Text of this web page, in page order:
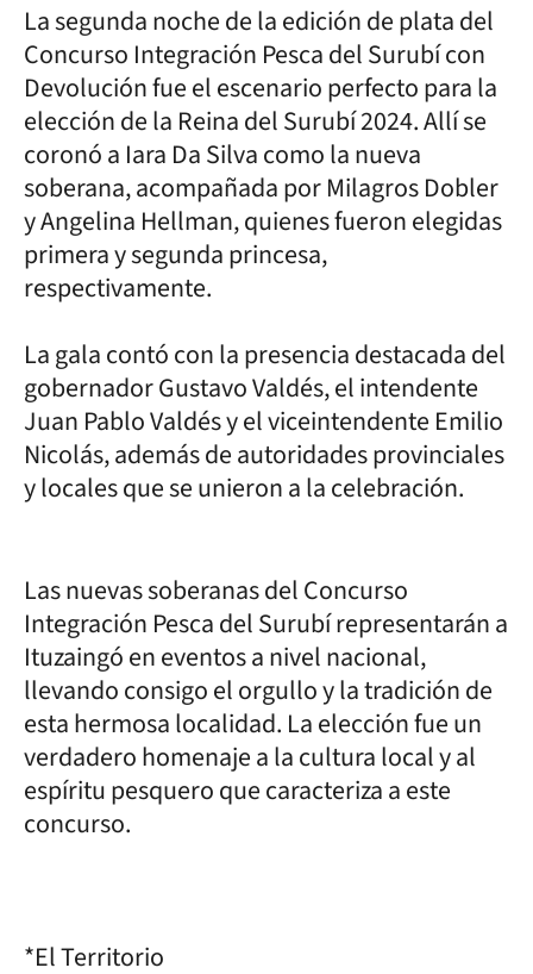
La segunda noche de la edición de plata del
Concurso Integración Pesca del Surubí con
Devolución fue el escenario perfecto para la
elección de la Reina del Surubí 2024. Allí se
coronó a Iara Da Silva como la nueva
soberana, acompañada por Milagros Dobler
y Angelina Hellman, quienes fueron elegidas
primera y segunda princesa,
respectivamente.
La gala contó con la presencia destacada del
gobernador Gustavo Valdés, el intendente
Juan Pablo Valdés y el viceintendente Emilio
Nicolás, además de autoridades provinciales
y locales que se unieron a la celebración.
Las nuevas soberanas del Concurso
Integración Pesca del Surubí representarán a
Ituzaingó en eventos a nivel nacional,
llevando consigo el orgullo y la tradición de
esta hermosa localidad. La elección fue un
verdadero homenaje a la cultura local y al
espíritu pesquero que caracteriza a este
concurso.
*El Territorio